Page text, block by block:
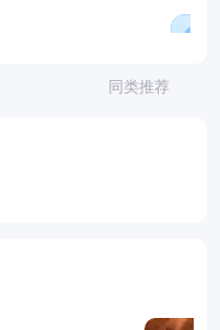
同类推荐